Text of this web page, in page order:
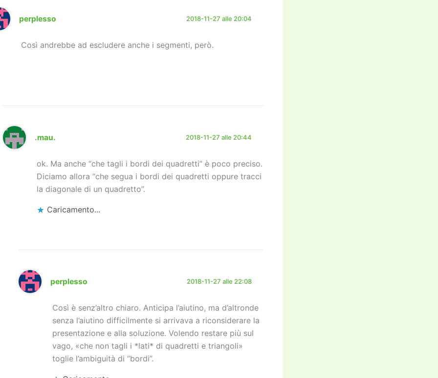
perplesso 2018-11-27 alle 20:04
Così andrebbe ad escludere anche i segmenti, però.
.mau. 2018-11-27 alle 20:44
ok. Ma anche “che tagli i bordi dei quadretti” è poco preciso.
Diciamo allora “che segua i bordi dei quadretti oppure tracci
la diagonale di un quadretto”.
Caricamento...
perplesso 2018-11-27 alle 22:08
Così è senz’altro chiaro. Anticipa l’aiutino, ma d’altronde
senza l’aiutino difficilmente si arrivava a riconsiderare la
presentazione e alla soluzione. Volendo restare più sul
vago, «che non tagli i *lati* di quadretti e triangoli»
toglie l’ambiguità di “bordi”.